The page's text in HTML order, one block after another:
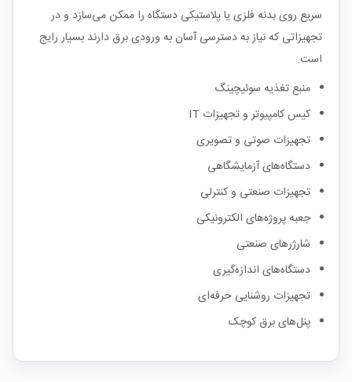
سریع روی بدنه فلزی یا پلاستیکی دستگاه را ممکن می‌سازد و در
تجهیزاتی که نیاز به دسترسی آسان به ورودی برق دارند بسیار رایج
است.
منبع تغذیه سوئیچینگ
کیس کامپیوتر و تجهیزات IT
تجهیزات صوتی و تصویری
دستگاه‌های آزمایشگاهی
تجهیزات صنعتی و کنترلی
جعبه پروژه‌های الکترونیکی
شارژرهای صنعتی
دستگاه‌های اندازه‌گیری
تجهیزات روشنایی حرفه‌ای
پنل‌های برق کوچک